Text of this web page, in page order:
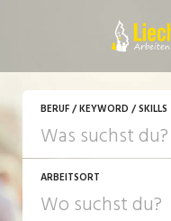
BERUF / KEYWORD / SKILLS
ARBEITSORT